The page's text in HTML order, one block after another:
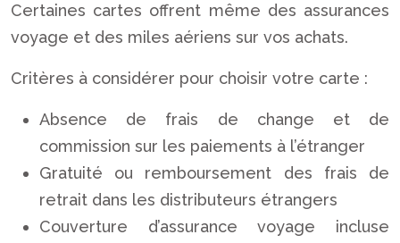
Certaines cartes offrent même des assurances
voyage et des miles aériens sur vos achats.
Critères à considérer pour choisir votre carte :
Absence de frais de change et de
commission sur les paiements à l’étranger
Gratuité ou remboursement des frais de
retrait dans les distributeurs étrangers
Couverture d’assurance voyage incluse